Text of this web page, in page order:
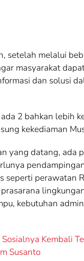
setelah melalui
masyarakat
dan solusi
2 bahkan lebih
kekediaman
yang datang, ada
seperti perawatan
kebutuhan
Sosialnya Kembali
Susanto